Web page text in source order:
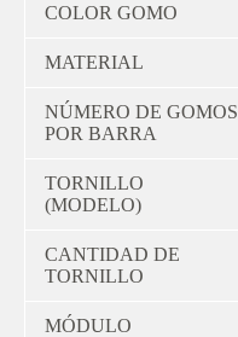
COLOR GOMO
MATERIAL
NÚMERO DE GOMOS
POR BARRA
TORNILLO
(MODELO)
CANTIDAD DE
TORNILLO
MÓDULO